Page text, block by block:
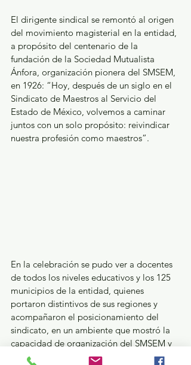
El dirigente sindical se remontó al origen
del movimiento magisterial en la entidad,
a propósito del centenario de la
fundación de la Sociedad Mutualista
Ánfora, organización pionera del SMSEM,
en 1926: “Hoy, después de un siglo en el
Sindicato de Maestros al Servicio del
Estado de México, volvemos a caminar
juntos con un solo propósito: reivindicar
nuestra profesión como maestros”.
En la celebración se pudo ver a docentes
de todos los niveles educativos y los 125
municipios de la entidad, quienes
portaron distintivos de sus regiones y
acompañaron el posicionamiento del
sindicato, en un ambiente que mostró la
capacidad de organización del SMSEM y
la exigencia laboral que demanda la